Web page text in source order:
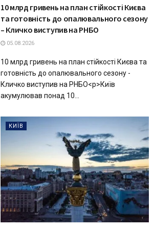
10 млрд гривень на план стійкості Києва
та готовність до опалювального сезону
– Кличко виступив на РНБО
05.08.2026
10 млрд гривень на план стійкості Києва та
готовність до опалювального сезону -
Кличко виступив на РНБО<p>Київ
акумулював понад 10...
КИЇВ